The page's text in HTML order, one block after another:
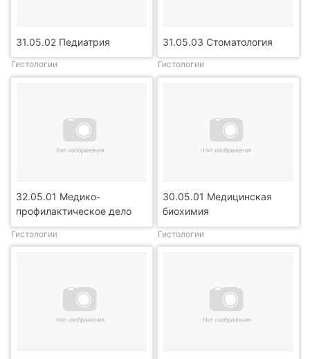
31.05.02 Педиатрия
Гистологии
31.05.03 Стоматология
Гистологии
32.05.01 Медико-
профилактическое дело
Гистологии
30.05.01 Медицинская
биохимия
Гистологии